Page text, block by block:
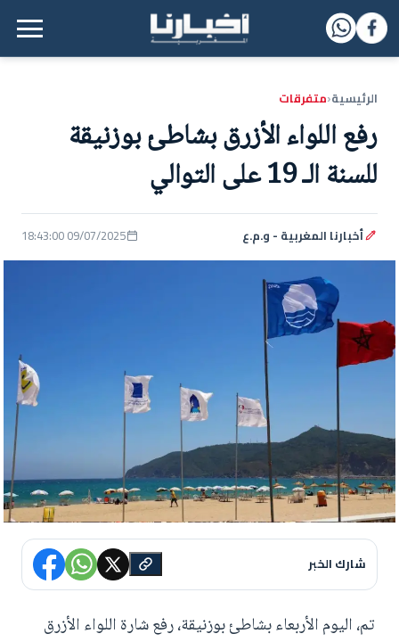
القائمة الرئيسية
الرئيسية‹متفرقات
رفع اللواء الأزرق بشاطئ بوزنيقة
للسنة الـ 19 على التوالي
أخبارنا المغربية - و.م.ع 09/07/2025 18:43:00
شارك الخبر
تم، اليوم الأربعاء بشاطئ بوزنيقة، رفع شارة اللواء الأزرق